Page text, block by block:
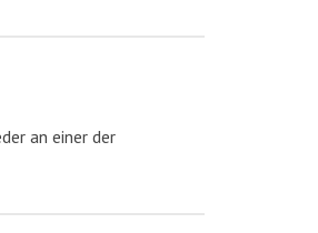
an einer der